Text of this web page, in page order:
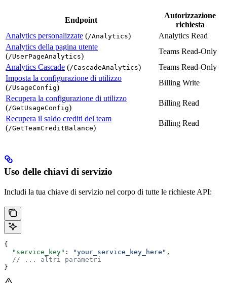
Endpoint
Autorizzazione
richiesta
Analytics personalizzate (/Analytics)
Analytics Read
Analytics della pagina utente
(/UserPageAnalytics)
Teams Read-Only
Analytics Cascade (/CascadeAnalytics)
Teams Read-Only
Imposta la configurazione di utilizzo
(/UsageConfig)
Billing Write
Recupera la configurazione di utilizzo
(/GetUsageConfig)
Billing Read
Recupera il saldo crediti del team
(/GetTeamCreditBalance)
Billing Read
Uso delle chiavi di servizio
Includi la tua chiave di servizio nel corpo di tutte le richieste API:
{
  "service_key"
: "your_service_key_here" ,
  // ... altri parametri
}